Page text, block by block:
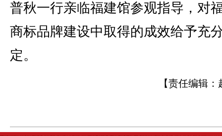
普秋一行亲临福建馆参观指导，对
商标品牌建设中取得的成效给予充
定。
【责任编辑：